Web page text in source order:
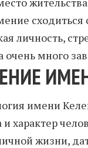
личность,
очень много
имени
и характер
жизни,